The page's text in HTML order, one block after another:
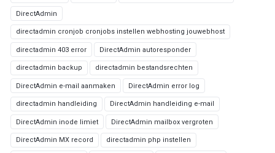
DirectAdmin
directadmin cronjob cronjobs instellen webhosting jouwebhost
directadmin 403 error DirectAdmin autoresponder
directadmin backup directadmin bestandsrechten
DirectAdmin e-mail aanmaken DirectAdmin error log
directadmin handleiding DirectAdmin handleiding e-mail
DirectAdmin inode limiet DirectAdmin mailbox vergroten
DirectAdmin MX record directadmin php instellen